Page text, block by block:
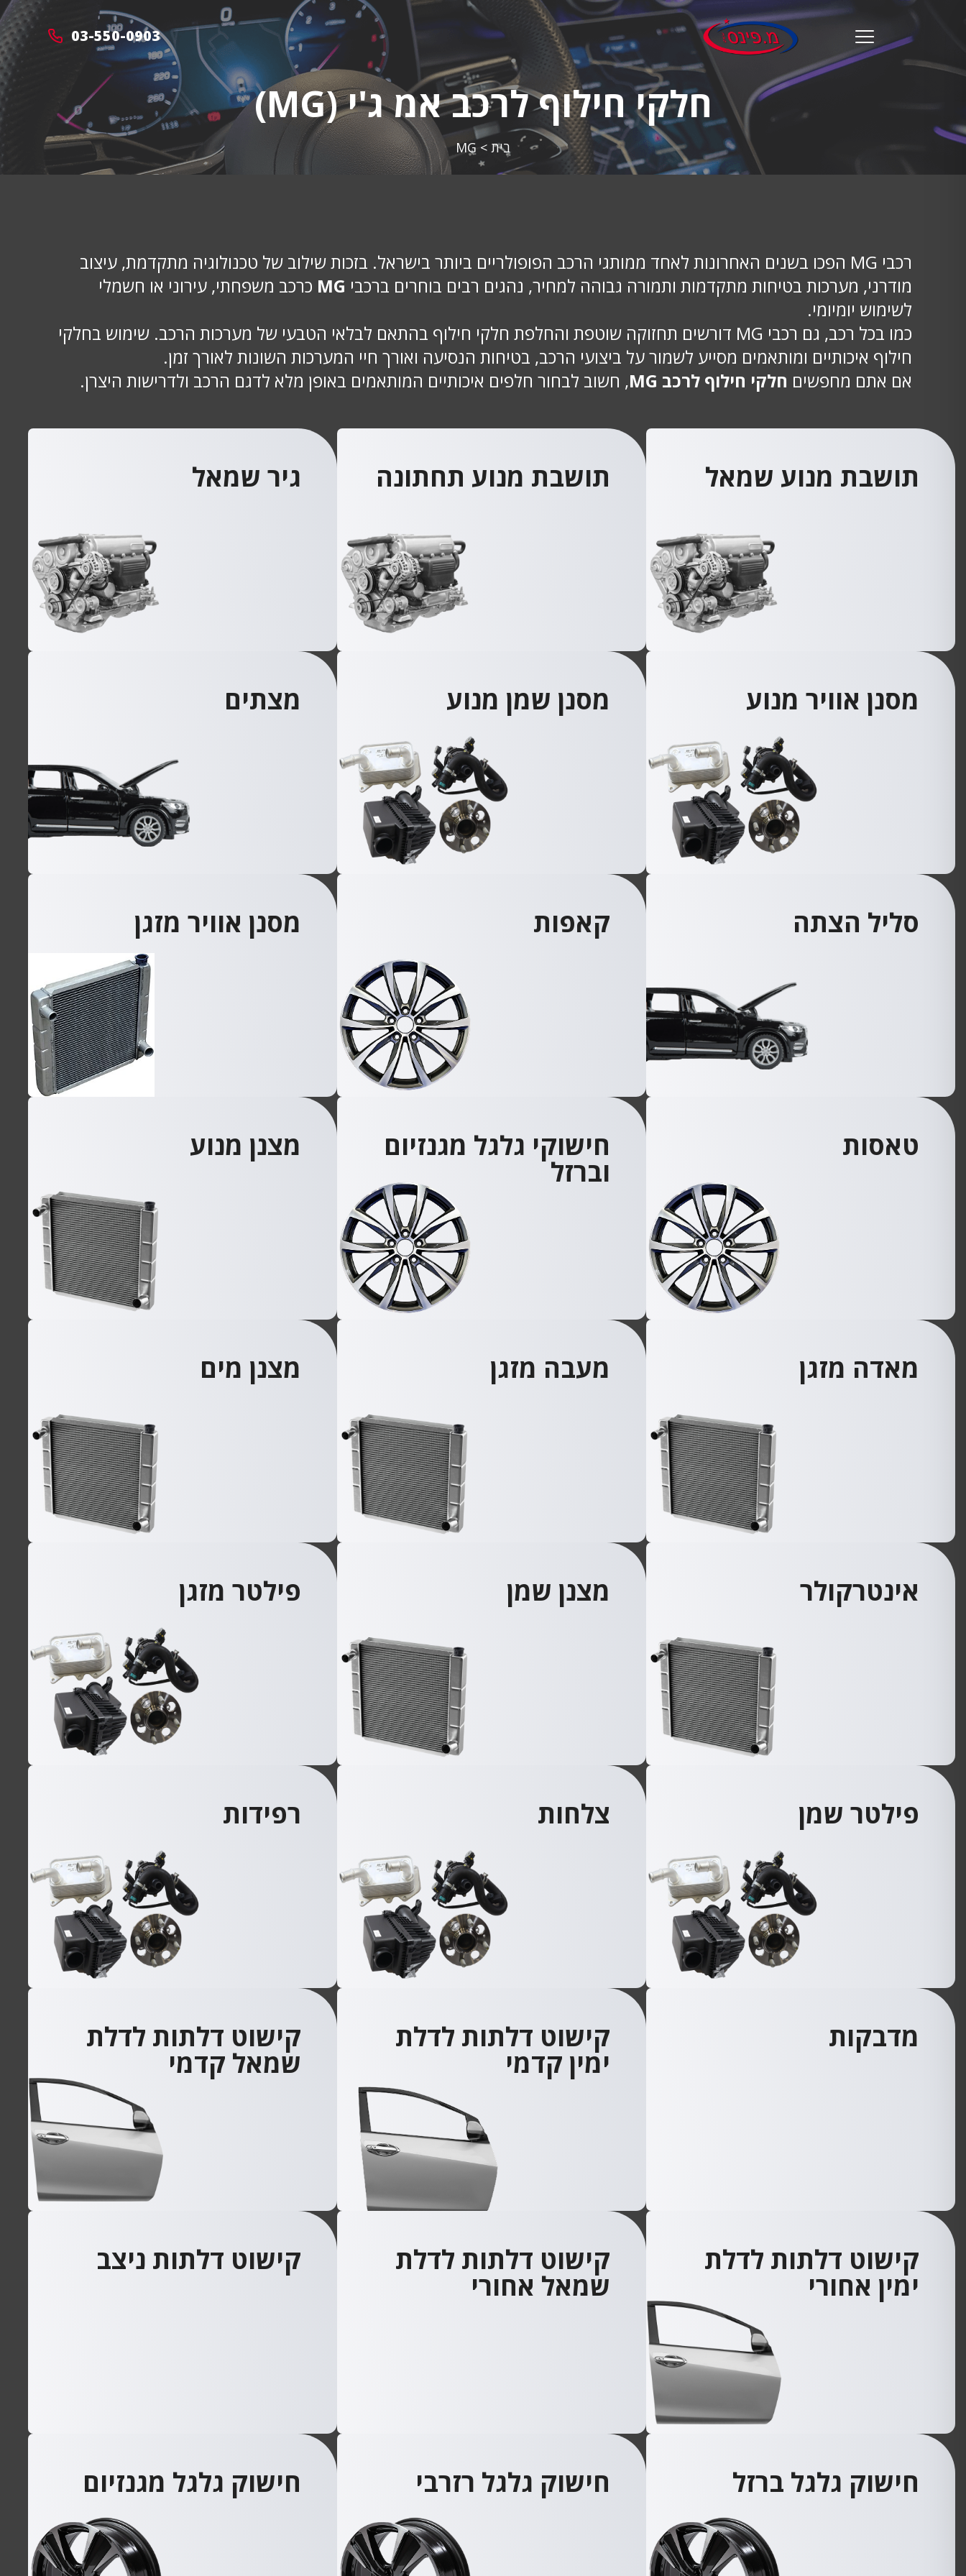
מ.
פינס
03-550-0903 menu
opener
חלקי חילוף לרכב אמ ג'י (MG)
בית >
MG
רכבי MG הפכו בשנים האחרונות לאחד ממותגי הרכב הפופולריים ביותר בישראל. בזכות שילוב של טכנולוגיה מתקדמת, עיצוב
מודרני, מערכות בטיחות מתקדמות ותמורה גבוהה למחיר, נהגים רבים בוחרים ברכבי MG כרכב משפחתי, עירוני או חשמלי
לשימוש יומיומי.
כמו בכל רכב, גם רכבי MG דורשים תחזוקה שוטפת והחלפת חלקי חילוף בהתאם לבלאי הטבעי של מערכות הרכב. שימוש בחלקי
חילוף איכותיים ומותאמים מסייע לשמור על ביצועי הרכב, בטיחות הנסיעה ואורך חיי המערכות השונות לאורך זמן.
אם אתם מחפשים חלקי חילוף לרכב MG , חשוב לבחור חלפים איכותיים המותאמים באופן מלא לדגם הרכב ולדרישות היצרן.
תושבת מנוע שמאל תושבת מנוע תחתונה גיר שמאל
מסנן אוויר מנוע מסנן שמן מנוע מצתים
סליל הצתה קאפות מסנן אוויר מזגן
טאסות חישוקי גלגל מגנזיום
וברזל
מצנן מנוע
מאדה מזגן מעבה מזגן מצנן מים
אינטרקולר מצנן שמן פילטר מזגן
פילטר שמן צלחות רפידות
מדבקות קישוט דלתות לדלת
ימין קדמי
קישוט דלתות לדלת
שמאל קדמי
קישוט דלתות לדלת
ימין אחורי
קישוט דלתות לדלת
שמאל אחורי
קישוט דלתות ניצב
חישוק גלגל ברזל חישוק גלגל רזרבי חישוק גלגל מגנזיום